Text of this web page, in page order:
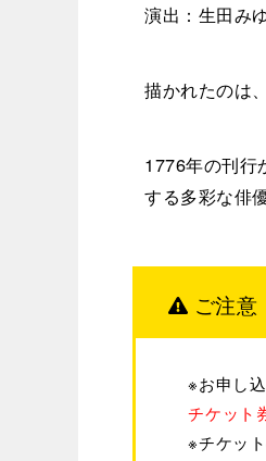
演出：生田み
描かれたのは
1776年の刊行
する多彩な俳
ご注意
※お申し
チケット
※チケッ